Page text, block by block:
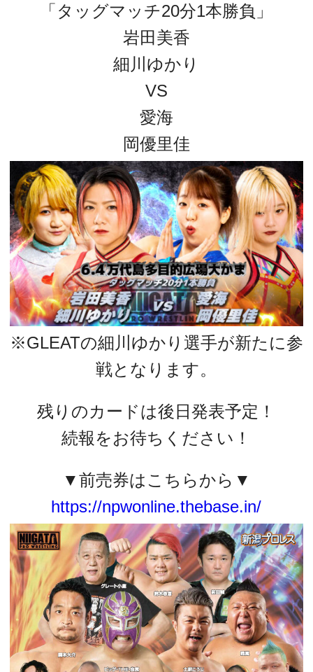
「タッグマッチ20分1本勝負」
岩田美香
細川ゆかり
VS
愛海
岡優里佳
※GLEATの細川ゆかり選手が新たに参
戦となります。
残りのカードは後日発表予定！
続報をお待ちください！
▼前売券はこちらから▼
https://npwonline.thebase.in/